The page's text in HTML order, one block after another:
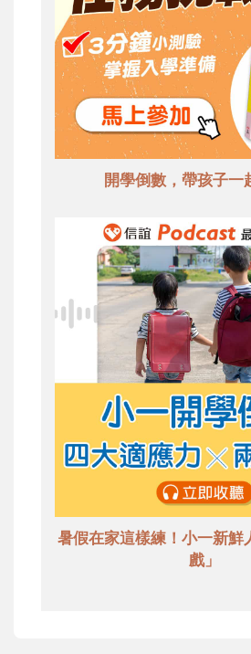
開學倒數，帶孩子一
暑假在家這樣練！小一新鮮
戲」